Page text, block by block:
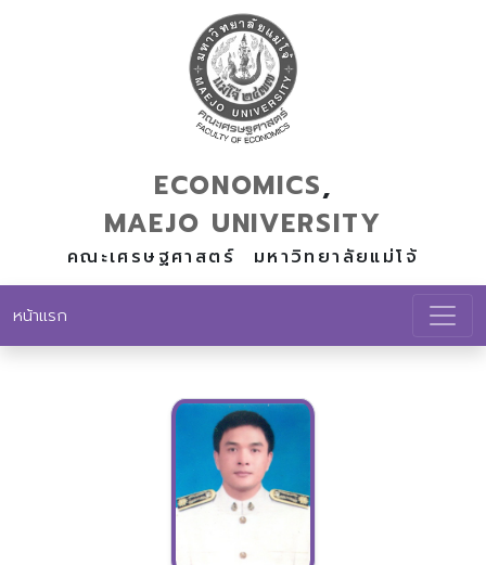
ECONOMICS,
MAEJO UNIVERSITY
คณะเศรษฐศาสตร์ มหาวิทยาลัยแม่โจ้
หน้าแรก